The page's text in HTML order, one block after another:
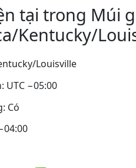
tại trong Múi
Kentucky/
Louisville
UTC −05:00
Có